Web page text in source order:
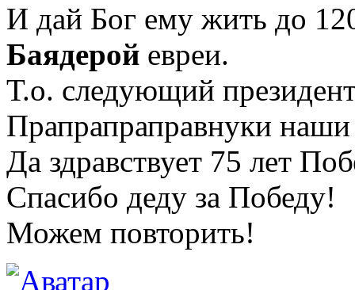
И дай Бог ему жить до
Баядерой евреи.
Т.о. следующий
Прапрапраправнуки наши
Да здравствует 75 лет
Спасибо деду за Победу!
Можем повторить!